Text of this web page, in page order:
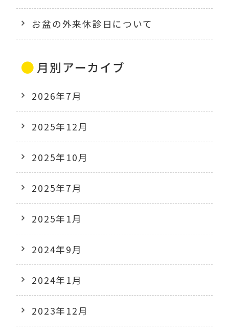
お盆の外来休診日について
月別アーカイブ
2026年7月
2025年12月
2025年10月
2025年7月
2025年1月
2024年9月
2024年1月
2023年12月